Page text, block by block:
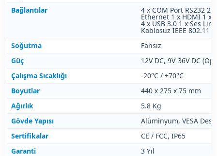
Bağlantılar
4 x COM Port RS232 2
Ethernet 1 x HDMI 1 x
4 x USB 3.0 1 x Ses
Kablosuz IEEE 802.11
Soğutma
Fansız
Güç
12V DC, 9V-36V DC
Çalışma Sıcaklığı
-20°C / +70°C
Boyutlar
440 x 275 x 75 mm
Ağırlık
5.8 Kg
Gövde Yapısı
Alüminyum, VESA
Sertifikalar
CE / FCC, IP65
Garanti
3 Yıl